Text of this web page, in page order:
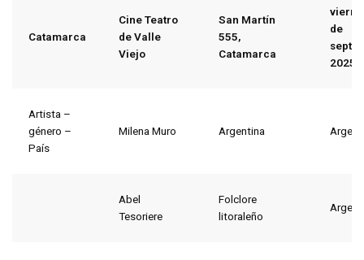
Catamarca
Cine Teatro
de Valle
Viejo
San Martín
555,
Catamarca
de
2025
Artista –
género –
País
Milena Muro Argentina
Abel
Tesoriere
Folclore
litoraleño